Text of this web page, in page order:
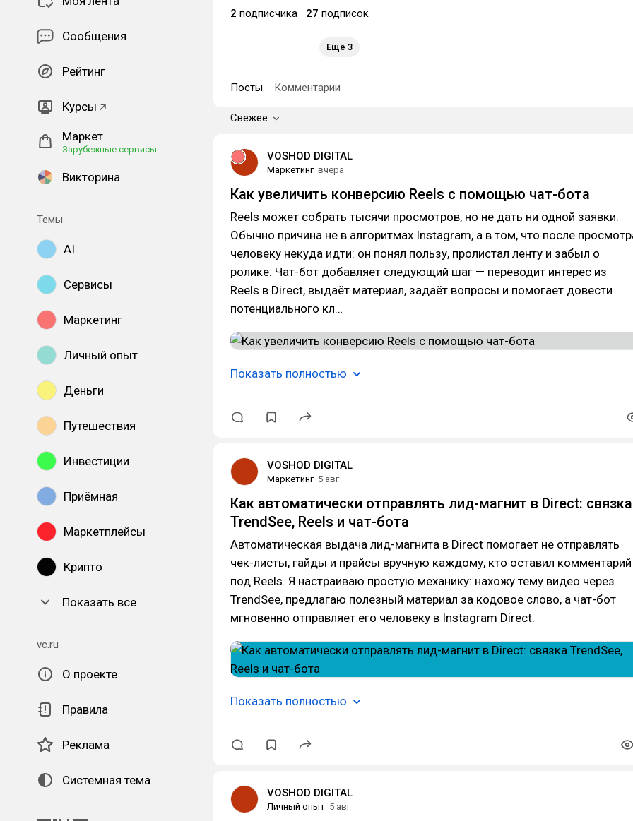
Сообщения
Рейтинг
Курсы
Маркет
Зарубежные сервисы
Викторина
Темы
AI
Сервисы
Маркетинг
Личный опыт
Деньги
Путешествия
Инвестиции
Приёмная
Маркетплейсы
Крипто
Показать все
vc.ru
О проекте
Правила
Реклама
Системная тема
2 подписчика 27 подписок
Ещё 3
Посты Комментарии
Свежее
VOSHOD DIGITAL
Маркетинг вчера
Как увеличить конверсию Reels с помощью чат-бота
Reels может собрать тысячи просмотров, но не дать ни одной заявки.
Обычно причина не в алгоритмах Instagram, а в том, что после
человеку некуда идти: он понял пользу, пролистал ленту и забыл о
ролике. Чат-бот добавляет следующий шаг — переводит интерес из
Reels в Direct, выдаёт материал, задаёт вопросы и помогает довести
потенциального кл…
Показать полностью
VOSHOD DIGITAL
Маркетинг 5 авг
Как автоматически отправлять лид-магнит в Direct: связка
TrendSee, Reels и чат-бота
Автоматическая выдача лид-магнита в Direct помогает не отправлять
чек-листы, гайды и прайсы вручную каждому, кто оставил комментарий
под Reels. Я настраиваю простую механику: нахожу тему видео через
TrendSee, предлагаю полезный материал за кодовое слово, а чат-бот
мгновенно отправляет его человеку в Instagram Direct.
Показать полностью
VOSHOD DIGITAL
Личный опыт 5 авг